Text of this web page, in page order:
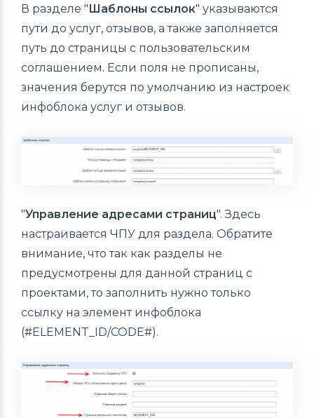
В разделе " Шаблоны ссылок" указываются
пути до услуг, отзывов, а также заполняется
путь до страницы с пользовательским
соглашением. Если поля не прописаны,
значения берутся по умолчанию из настроек
инфоблока услуг и отзывов.
"Управление адресами страниц". Здесь
настраивается ЧПУ для раздела. Обратите
внимание, что так как разделы не
предусмотрены для данной страниц с
проектами, то заполнить нужно только
ссылку на элемент инфоблока
(#ELEMENT_ID/CODE#).